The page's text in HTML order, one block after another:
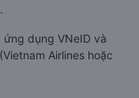
ứng dụng VNeID và
Airlines hoặc